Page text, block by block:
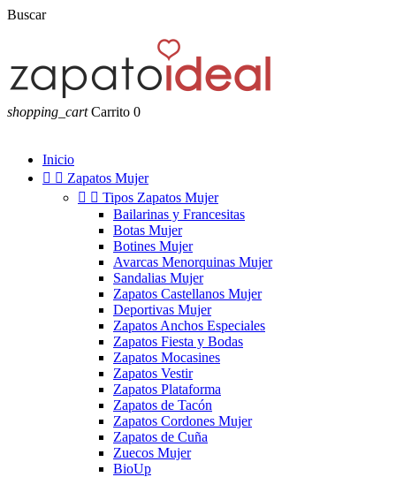
Buscar
shopping_cart Carrito 0
Inicio
  Zapatos Mujer
  Tipos Zapatos Mujer
Bailarinas y Francesitas
Botas Mujer
Botines Mujer
Avarcas Menorquinas Mujer
Sandalias Mujer
Zapatos Castellanos Mujer
Deportivas Mujer
Zapatos Anchos Especiales
Zapatos Fiesta y Bodas
Zapatos Mocasines
Zapatos Vestir
Zapatos Plataforma
Zapatos de Tacón
Zapatos Cordones Mujer
Zapatos de Cuña
Zuecos Mujer
BioUp